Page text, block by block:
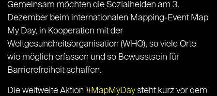
Gemeinsam möchten die Sozialhelden am 3.
Dezember beim internationalen Mapping-Event Map
My Day, in Kooperation mit der
Weltgesundheitsorganisation (WHO), so viele Orte
wie möglich erfassen und so Bewusstsein für
Barrierefreiheit schaffen.
Die weltweite Aktion #MapMyDaysteht kurz vor dem